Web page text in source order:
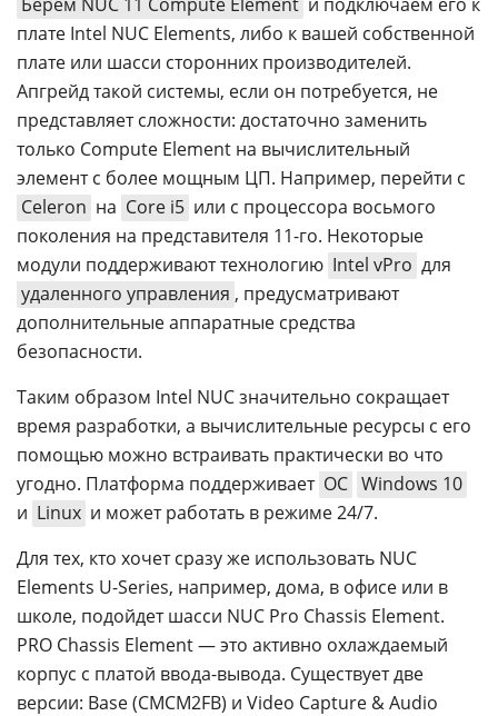
плате Intel NUC Elements, либо к вашей собственной
плате или шасси сторонних производителей.
Апгрейд такой системы, если он потребуется, не
представляет сложности: достаточно заменить
только Compute Element на вычислительный
элемент с более мощным ЦП. Например, перейти с
Celeron на Core i5 или с процессора восьмого
поколения на представителя 11-го. Некоторые
модули поддерживают технологию Intel vPro для
удаленного управления , предусматривают
дополнительные аппаратные средства
безопасности.
Таким образом Intel NUC значительно сокращает
время разработки, а вычислительные ресурсы с его
помощью можно встраивать практически во что
угодно. Платформа поддерживает ОС Windows 10
и Linux и может работать в режиме 24/7.
Для тех, кто хочет сразу же использовать NUC
Elements U-Series, например, дома, в офисе или в
школе, подойдет шасси NUC Pro Chassis Element.
PRO Chassis Element — это активно охлаждаемый
корпус с платой ввода-вывода. Существует две
версии: Base (CMCM2FB) и Video Capture & Audio